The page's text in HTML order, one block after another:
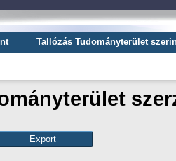
Tallózás Tudományterület